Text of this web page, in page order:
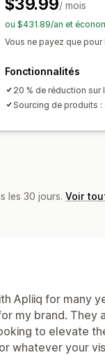
$39.99/ mois
ou $431.89/an et
Vous ne payez que
Fonctionnalités
20 % de réduction
Sourcing de produits
les 30 jours. Voir
Apliiq for many
my brand. They
to elevate
whatever your